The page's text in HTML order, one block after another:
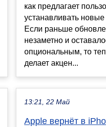
как предлагает
устанавливать
Если раньше
незаметно и
опциональным, то
делает акцен...
13:21, 22 Май
Apple вернёт в